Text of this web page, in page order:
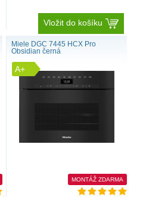
Vložit do košíku
Miele DGC 7445 HCX Pro
Obsidian černá
A+
MONTÁŽ ZDARMA